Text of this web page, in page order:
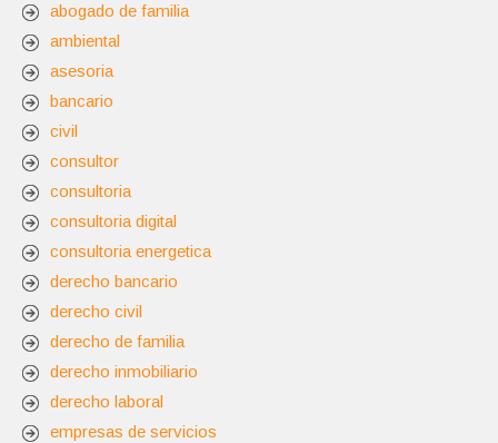
abogado de familia
ambiental
asesoria
bancario
civil
consultor
consultoria
consultoria digital
consultoria energetica
derecho bancario
derecho civil
derecho de familia
derecho inmobiliario
derecho laboral
empresas de servicios